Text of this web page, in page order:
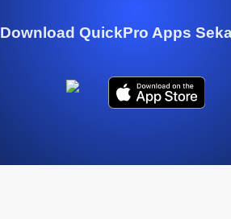
Download QuickPro Apps